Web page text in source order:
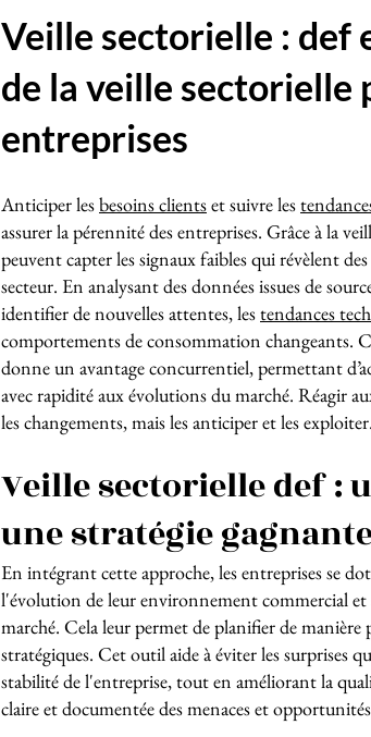
Veille sectorielle : def
de la veille sectorielle
entreprises
Anticiper lesbesoins clientset suivre les
assurer la pérennité des entreprises. Grâce à la
peuvent capter les signaux faibles qui révèlent
secteur. En analysant des données issues de
identifier de nouvelles attentes, lestendances
comportements de consommation changeants.
donne un avantage concurrentiel, permettant
avec rapidité aux évolutions du marché. Réagir
les changements, mais les anticiper et les exploiter.
Veille sectorielle def :
une stratégie
En intégrant cette approche, les entreprises se
l'évolution de leur environnement commercial
marché. Cela leur permet de planifier de manière
stratégiques. Cet outil aide à éviter les surprises
stabilité de l'entreprise, tout en améliorant la
claire et documentée des menaces et